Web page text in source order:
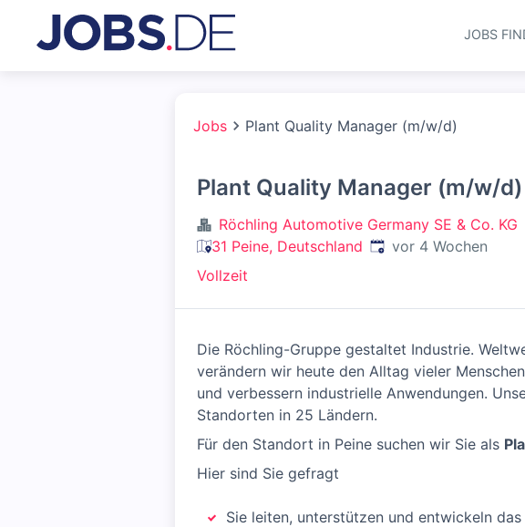
JOBS
Jobs Plant Quality Manager (m/w/d)
Plant Quality Manager (m/w/d)
Röchling Automotive Germany SE & Co. KG
31 Peine, Deutschland Veröffentlicht:
vor 4 Wochen
Vollzeit
Die Röchling-Gruppe gestaltet Industrie.
verändern wir heute den Alltag vieler
und verbessern industrielle Anwendungen.
Standorten in 25 Ländern.
Für den Standort in Peine suchen wir Sie als
Hier sind Sie gefragt
Sie leiten, unterstützen und entwickeln